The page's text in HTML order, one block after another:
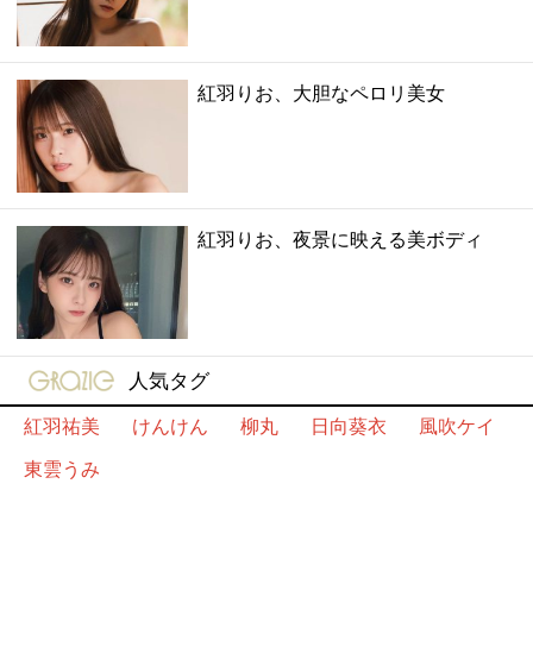
紅羽りお、大胆なペロリ美女
紅羽りお、夜景に映える美ボディ
gravure-grazie
人気タグ
紅羽祐美
けんけん 柳丸 日向葵衣
風吹ケイ
東雲うみ